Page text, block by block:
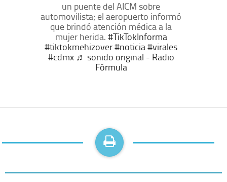
un puente del AICM sobre
automovilista; el aeropuerto informó
que brindó atención médica a la
mujer herida. #TikTokInforma
#tiktokmehizover#noticia #virales
#cdmx ♬ sonido original - Radio
Fórmula